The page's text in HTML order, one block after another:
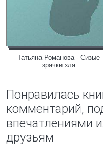
Татьяна Романова - Сизые
зрачки зла
Понравилась
комментарий,
впечатлениями
друзьям